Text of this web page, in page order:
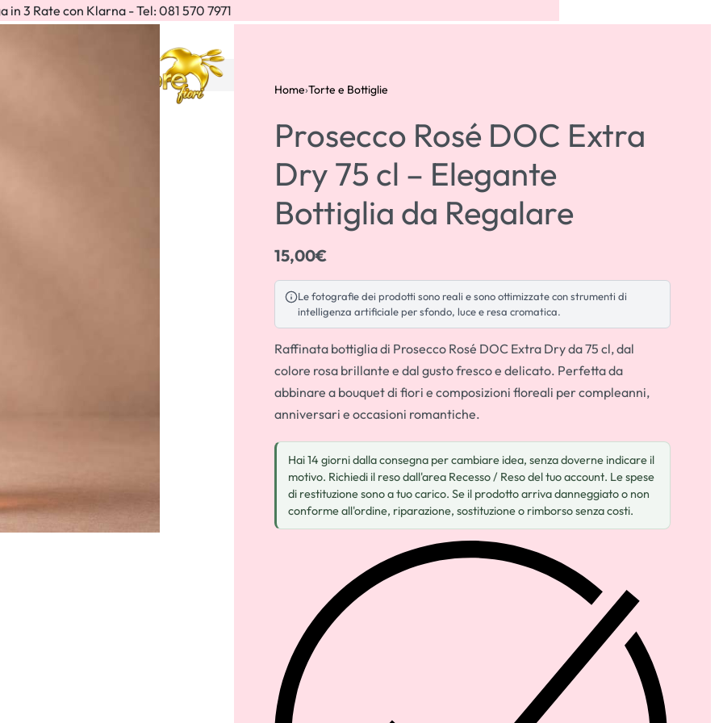
in 3 Rate con Klarna - Tel: 081 570 7971
Home›Torte e Bottiglie
Prosecco Rosé DOC Extra
Dry 75 cl – Elegante
Bottiglia da Regalare
15,00€
Le fotografie dei prodotti sono reali e sono ottimizzate con strumenti di
intelligenza artificiale per sfondo, luce e resa cromatica.
Raffinata bottiglia di Prosecco Rosé DOC Extra Dry da 75 cl, dal
colore rosa brillante e dal gusto fresco e delicato. Perfetta da
abbinare a bouquet di fiori e composizioni floreali per compleanni,
anniversari e occasioni romantiche.
Hai 14 giorni dalla consegna per cambiare idea, senza doverne indicare il
motivo. Richiedi il reso dall'area Recesso / Reso del tuo account. Le spese
di restituzione sono a tuo carico. Se il prodotto arriva danneggiato o non
conforme all'ordine, riparazione, sostituzione o rimborso senza costi.